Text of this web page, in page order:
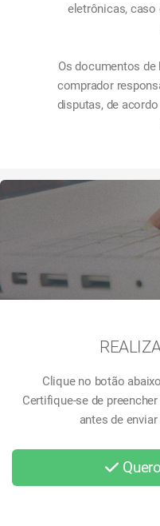
eletrônicas,
Os documentos
comprador
disputas, de
Clique no botão
Certifique-se de
antes de
saber